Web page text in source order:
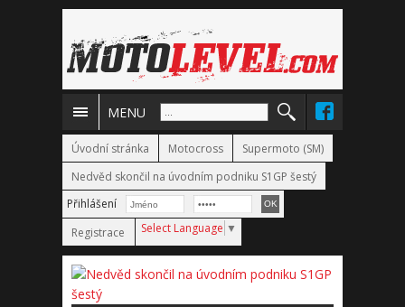
MENU
Úvodní stránka Motocross
Supermoto (SM)
Nedvěd skončil na úvodním podniku S1GP šestý
Přihlášení
Registrace
Select Language ▼